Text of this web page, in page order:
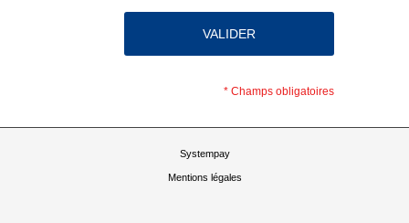
* Champs obligatoires
Systempay
Mentions légales